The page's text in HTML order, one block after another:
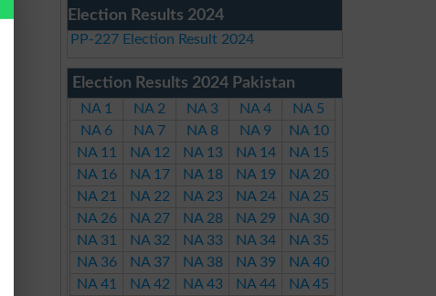
Election Results 2024
PP-227 Election Result 2024
Election Results 2024 Pakistan
NA 1 NA 2 NA 3 NA 4
NA 5
NA 6
NA 7 NA 8 NA 9
NA 10
NA 11
NA 12 NA 13 NA 14
NA 15
NA 16
NA 17 NA 18 NA 19
NA 20
NA 21
NA 22 NA 23 NA 24
NA 25
NA 26
NA 27 NA 28 NA 29
NA 30
NA 31
NA 32 NA 33 NA 34
NA 35
NA 36
NA 37 NA 38 NA 39
NA 40
NA 41
NA 42 NA 43 NA 44
NA 45